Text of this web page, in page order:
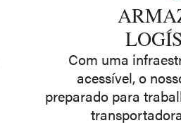
Com uma
acessível, o
preparado para